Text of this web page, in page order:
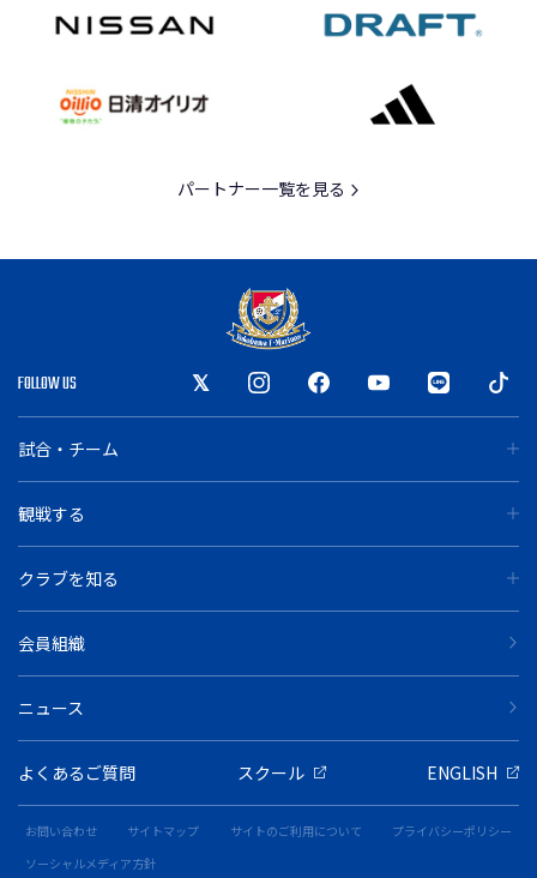
パートナー一覧を見る
FOLLOW US
試合・チーム
観戦する
クラブを知る
会員組織
ニュース
よくあるご質問 スクール ENGLISH
お問い合わせ サイトマップ サイトのご利用について
プライバシーポリシー
ソーシャルメディア方針